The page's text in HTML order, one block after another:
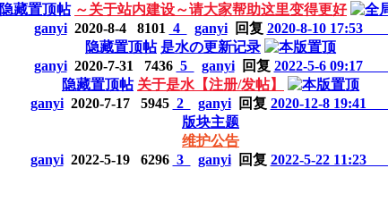
隐藏置顶帖 ～关于站内建设～请大家帮助这里变得更好
ganyi2020-8-4 8101 4 ganyi回复 2020-8-10 17:53
隐藏置顶帖 是水の更新记录
ganyi2020-7-31 7436 5 ganyi回复 2022-5-6 09:17
隐藏置顶帖 关于是水【注册/发帖】
ganyi2020-7-17 5945 2 ganyi回复 2020-12-8 19:41
版块主题
维护公告
ganyi2022-5-19 6296 3 ganyi回复 2022-5-22 11:23